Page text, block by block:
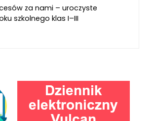
za nami – uroczyste
szkolnego klas I–III